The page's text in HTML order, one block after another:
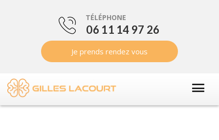
TÉLÉPHONE
06 11 14 97 26
Je prends rendez vous